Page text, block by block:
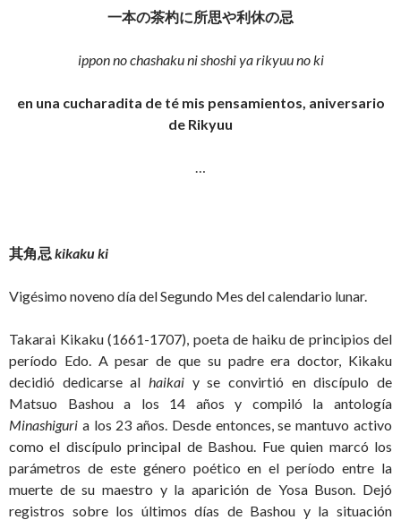
一本の茶杓に所思や利休の忌
ippon no chashaku ni shoshi ya rikyuu no ki
en una cucharadita de té mis pensamientos, aniversario
de Rikyuu
…
其角忌 kikaku ki
Vigésimo noveno día del Segundo Mes del calendario lunar.
Takarai Kikaku (1661-1707), poeta de haiku de principios del
período Edo. A pesar de que su padre era doctor, Kikaku
decidió dedicarse al haikai y se convirtió en discípulo de
Matsuo Bashou a los 14 años y compiló la antología
Minashiguri a los 23 años. Desde entonces, se mantuvo activo
como el discípulo principal de Bashou. Fue quien marcó los
parámetros de este género poético en el período entre la
muerte de su maestro y la aparición de Yosa Buson. Dejó
registros sobre los últimos días de Bashou y la situación